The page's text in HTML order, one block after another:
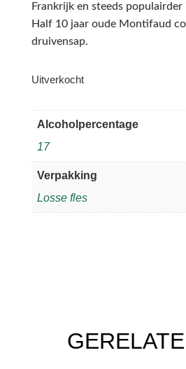
Frankrijk en steeds populairder
Half 10 jaar oude Montifaud
druivensap.
Uitverkocht
Alcoholpercentage
17
Verpakking
Losse fles